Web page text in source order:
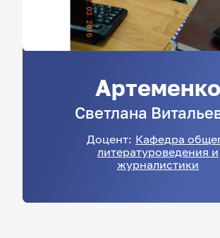
Артеменко
Светлана
Доцент: Кафедра
литературоведения и
журналистики